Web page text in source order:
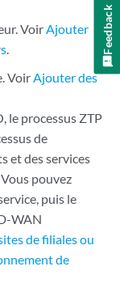
VoirAjouter
.
VoirAjouter des
le processus ZTP
de
et des services
pouvez
puis le
WAN
de filiales ou
de
Feedback